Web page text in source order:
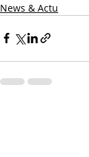
News & Actu